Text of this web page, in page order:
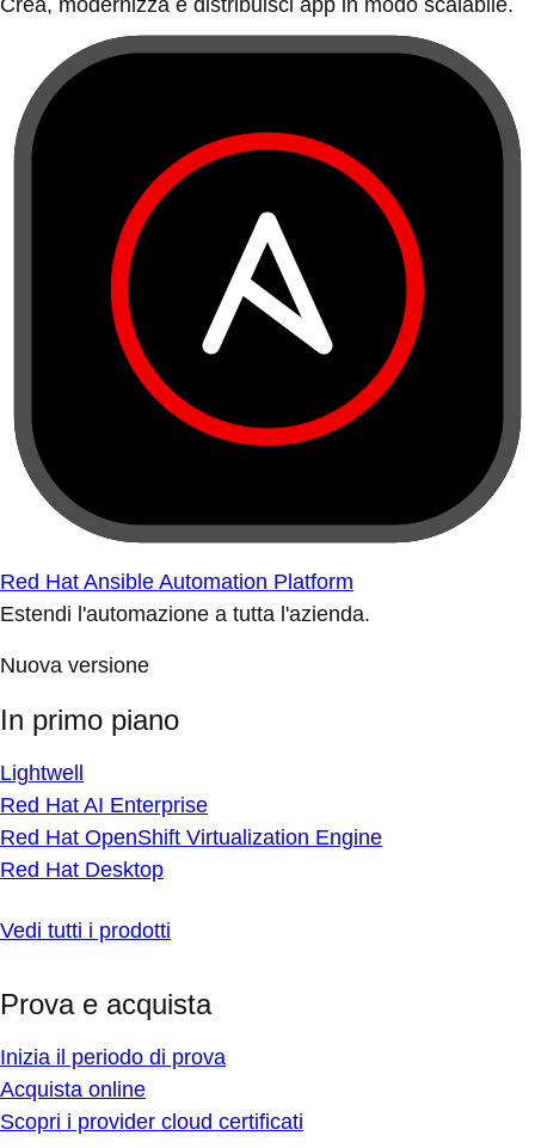
Crea, modernizza e distribuisci app in modo scalabile.
Red Hat Ansible Automation Platform
Estendi l'automazione a tutta l'azienda.
Nuova versione
In primo piano
Lightwell
Red Hat AI Enterprise
Red Hat OpenShift Virtualization Engine
Red Hat Desktop
Vedi tutti i prodotti
Prova e acquista
Inizia il periodo di prova
Acquista online
Scopri i provider cloud certificati